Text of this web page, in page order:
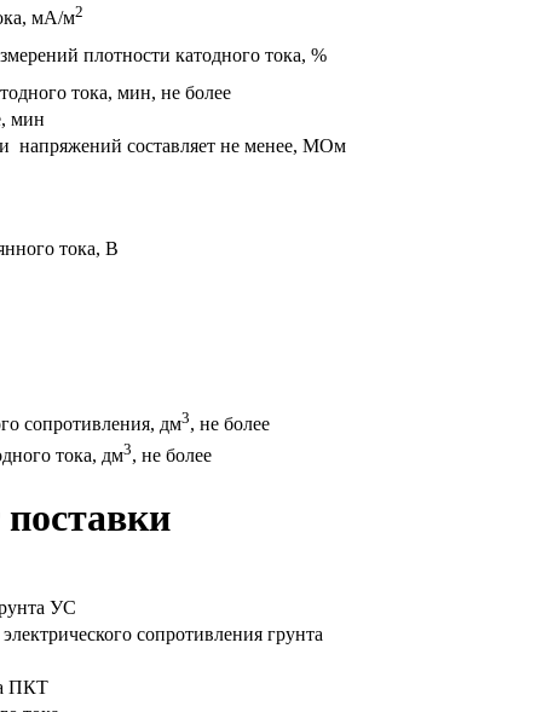
мА/м2
плотности катодного тока, %
тока, мин, не более
мин
напряжений составляет не менее, МОм
тока, В
сопротивления, дм3, не более
тока, дм3, не более
УС
сопротивления грунта
ПКТ